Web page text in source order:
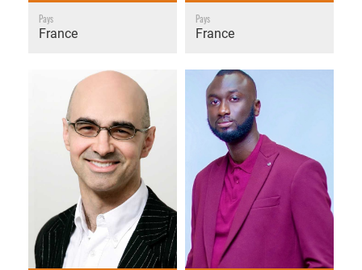
Pays
France
Pays
France